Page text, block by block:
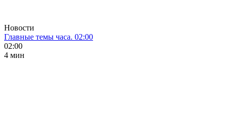
Новости
Главные темы часа. 02:00
02:00
4 мин